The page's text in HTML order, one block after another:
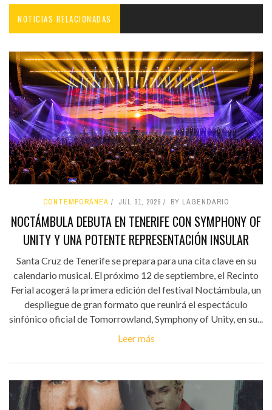
NOTICIAS RELACIONADAS
CONTEMPORÁNEA JUL 31, 2026 BY LAGENDARIO
NOCTÁMBULA DEBUTA EN TENERIFE CON SYMPHONY OF
UNITY Y UNA POTENTE REPRESENTACIÓN INSULAR
Santa Cruz de Tenerife se prepara para una cita clave en su
calendario musical. El próximo 12 de septiembre, el Recinto
Ferial acogerá la primera edición del festival Noctámbula, un
despliegue de gran formato que reunirá el espectáculo
sinfónico oficial de Tomorrowland, Symphony of Unity, en su...
Leer más